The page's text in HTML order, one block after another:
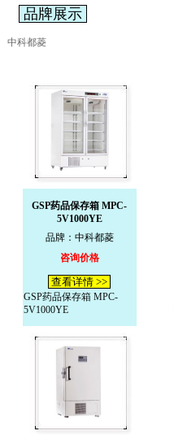
品牌展示
中科都菱
GSP药品保存箱 MPC-
5V1000YE
品牌：中科都菱
咨询价格
查看详情 >>
GSP药品保存箱 MPC-
5V1000YE